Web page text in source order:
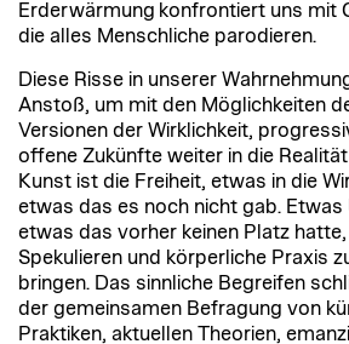
Erderwärmung konfrontiert uns mit
die alles Menschliche parodieren.
Diese Risse in unserer
Anstoß, um mit den Möglichkeiten
Versionen der Wirklichkeit,
offene Zukünfte weiter in die
Kunst ist die Freiheit, etwas in die
etwas das es noch nicht gab. Etwas
etwas das vorher keinen Platz
Spekulieren und körperliche Praxis
bringen. Das sinnliche Begreifen
der gemeinsamen Befragung von
Praktiken, aktuellen Theorien,